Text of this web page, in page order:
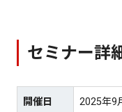
セミナー詳
開催日 2025年9